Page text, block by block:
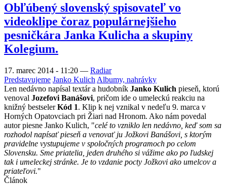
Obľúbený slovenský spisovateľ vo
videoklipe čoraz populárnejšieho
pesničkára Janka Kulicha a skupiny
Kolegium.
17. marec 2014 - 11:20 — Radiar
Predstavujeme Janko Kulich Albumy, nahrávky
Len nedávno napísal textár a hudobník Janko Kulich pieseň, ktorú
venoval Jozefovi Banášovi, pričom ide o umeleckú reakciu na
knižný bestselerKód 1. Klip k nej vznikal v nedeľu 9. marca v
Horných Opatovciach pri Žiari nad Hronom. Ako nám povedal
autor piesne Janko Kulich, "celé to vzniklo len nedávno, keď som sa
rozhodol napísať pieseň a venovať ju Jožkovi Banášovi, s ktorým
pravidelne vystupujeme v spoločných programoch po celom
Slovensku. Sme priatelia, jeden druhého si vážime ako po ľudskej
tak i umeleckej stránke. Je to vzdanie pocty Jožkovi ako umelcov a
priateľovi."
Článok